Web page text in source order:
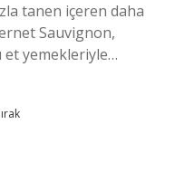
tanen içeren daha
Sauvignon,
et yemekleriyle…